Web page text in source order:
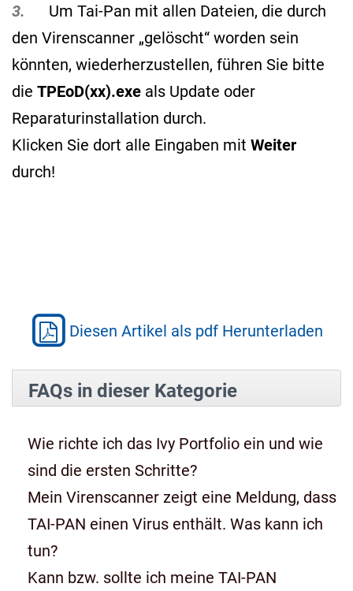
3. Um Tai-Pan mit allen Dateien, die durch
den Virenscanner „gelöscht“ worden sein
könnten, wiederherzustellen, führen Sie bitte
die TPEoD(xx).exe als Update oder
Reparaturinstallation durch.
Klicken Sie dort alle Eingaben mit Weiter
durch!
Diesen Artikel als pdf Herunterladen
FAQs in dieser Kategorie
Wie richte ich das Ivy Portfolio ein und wie
sind die ersten Schritte?
Mein Virenscanner zeigt eine Meldung, dass
TAI-PAN einen Virus enthält. Was kann ich
tun?
Kann bzw. sollte ich meine TAI-PAN